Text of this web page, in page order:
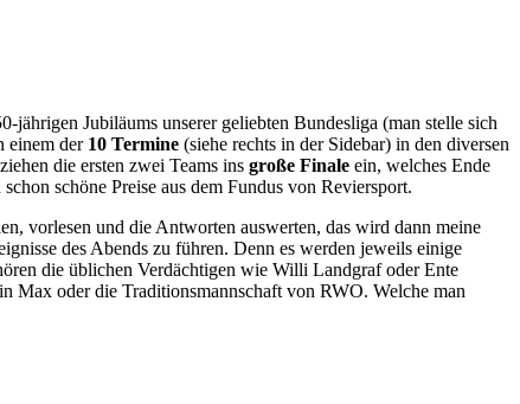
Jubiläums unserer geliebten Bundesliga (man stelle sich
einem der 10 Termine (siehe rechts in der Sidebar) in den diversen
die ersten zwei Teams ins große Finale ein, welches Ende
schöne Preise aus dem Fundus von Reviersport.
vorlesen und die Antworten auswerten, das wird dann meine
des Abends zu führen. Denn es werden jeweils einige
die üblichen Verdächtigen wie Willi Landgraf oder Ente
Max oder die Traditionsmannschaft von RWO. Welche man